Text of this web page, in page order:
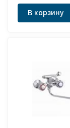
Maxi
В корзину